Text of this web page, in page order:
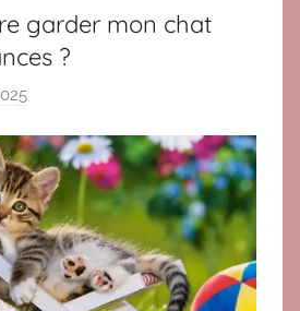
Drancydu
?
garder mon chat
?
r
B
r
i
g
i